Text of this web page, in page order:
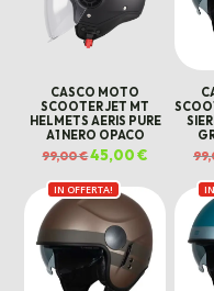
CASCO MOTO
SCOOTER JET MT
HELMETS AERIS PURE
A1 NERO OPACO
99,00€Il
prezzo
era:
99,00 €.
45,00€
è:
45,00 €.
IN OFFERTA!